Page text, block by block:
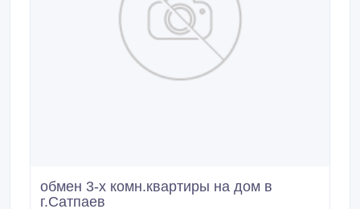
обмен 3-х комн.квартиры на дом в
г.Сатпаев